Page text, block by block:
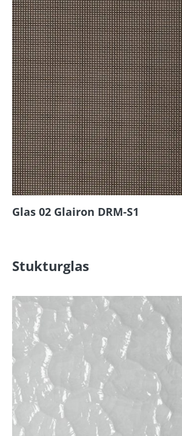
Glas 02 Glairon DRM-S1
Stukturglas